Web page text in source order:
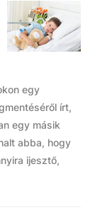
egy
írt,
egy másik
abba, hogy
ijesztő,